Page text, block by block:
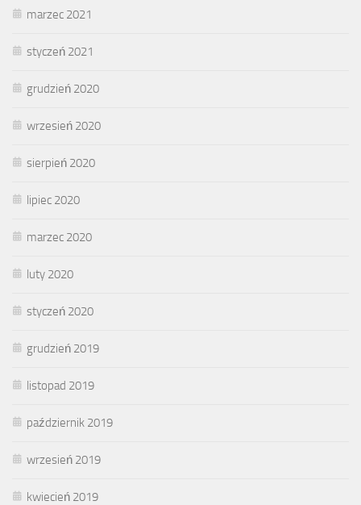
marzec 2021
styczeń 2021
grudzień 2020
wrzesień 2020
sierpień 2020
lipiec 2020
marzec 2020
luty 2020
styczeń 2020
grudzień 2019
listopad 2019
październik 2019
wrzesień 2019
kwiecień 2019